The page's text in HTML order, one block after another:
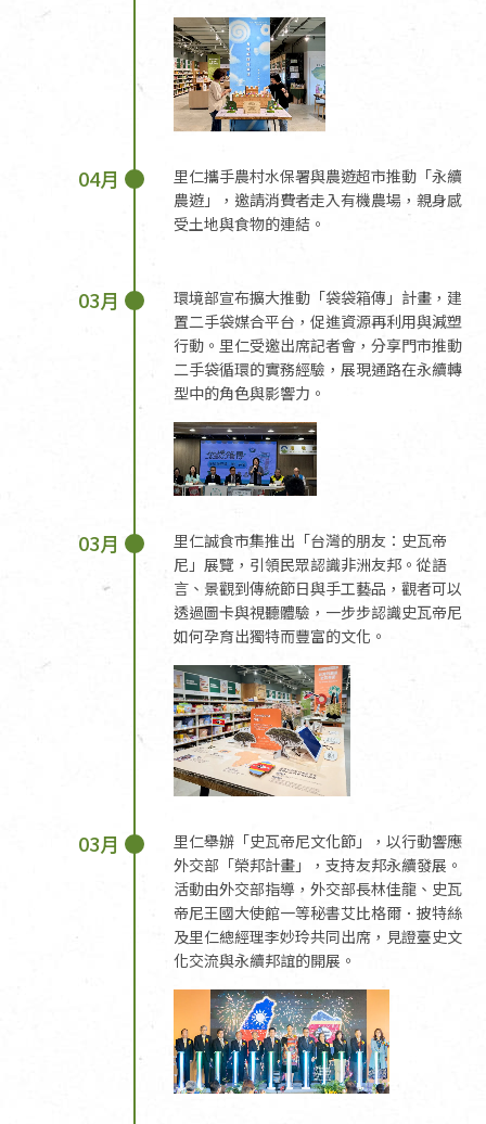
04月
里仁攜手農村水保署與農遊超市推動「永續
農遊」，邀請消費者走入有機農場，親身感
受土地與食物的連結。
03月
環境部宣布擴大推動「袋袋箱傳」計畫，建
置二手袋媒合平台，促進資源再利用與減塑
行動。里仁受邀出席記者會，分享門市推動
二手袋循環的實務經驗，展現通路在永續轉
型中的角色與影響力。
03月
里仁誠食市集推出「台灣的朋友：史瓦帝
尼」展覽，引領民眾認識非洲友邦。從語
言、景觀到傳統節日與手工藝品，觀者可以
透過圖卡與視聽體驗，一步步認識史瓦帝尼
如何孕育出獨特而豐富的文化。
03月
里仁舉辦「史瓦帝尼文化節」，以行動響應
外交部「榮邦計畫」，支持友邦永續發展。
活動由外交部指導，外交部長林佳龍、史瓦
帝尼王國大使館一等秘書艾比格爾．披特絲
及里仁總經理李妙玲共同出席，見證臺史文
化交流與永續邦誼的開展。